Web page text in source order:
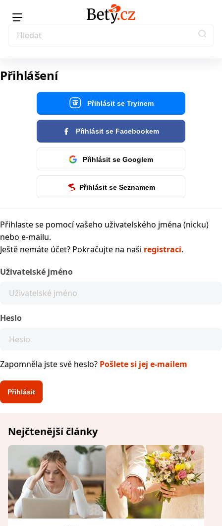
Přihlášení
Přihlásit se Tryinem
Přihlásit se Facebookem
Přihlásit se Googlem
Přihlásit se Seznamem
Přihlaste se pomocí vašeho uživatelského jména (nicku)
nebo e-mailu.
Ještě nemáte účet? Pokračujte na naši registraci.
Uživatelské jméno
Heslo
Zapomněla jste své heslo? Pošlete si jej e-mailem
Nejčtenější články